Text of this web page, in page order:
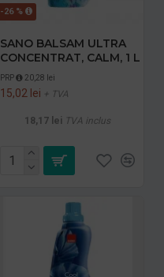
-26 %
SANO BALSAM ULTRA
CONCENTRAT, CALM, 1 L
PRP 20,28 lei
15,02 lei + TVA
18,17 lei TVA inclus